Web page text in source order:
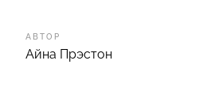
АВТОР
Айна Прэстон